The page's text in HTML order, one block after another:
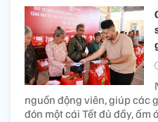
nguồn động viên, giúp các
đón một cái Tết đủ đầy, ấm